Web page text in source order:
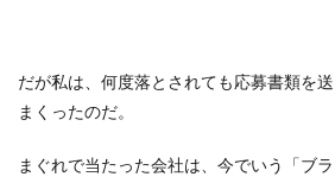
だが私は、何度落とされても応募書類を
まくったのだ。
まぐれで当たった会社は、今でいう「ブ